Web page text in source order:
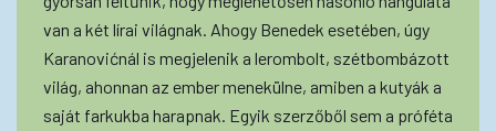
van a két lírai világnak. Ahogy Benedek esetében, úgy
Karanovićnál is megjelenik a lerombolt, szétbombázott
világ, ahonnan az ember menekülne, amiben a kutyák a
saját farkukba harapnak. Egyik szerzőből sem a próféta